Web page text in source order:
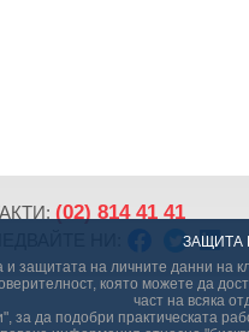
ЗАЩИТА
защитата на личните данни на
която можете да
част на всяка
за да подобри практическата
(02) 814 41 41